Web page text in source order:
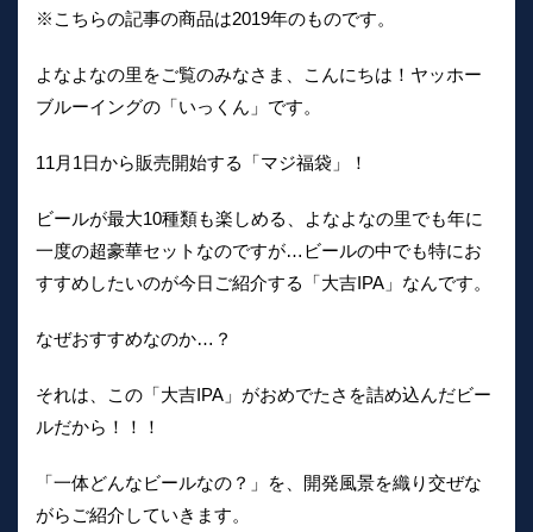
※こちらの記事の商品は2019年のものです。
よなよなの里をご覧のみなさま、こんにちは！ヤッホー
ブルーイングの「いっくん」です。
11月1日から販売開始する「マジ福袋」！
ビールが最大10種類も楽しめる、よなよなの里でも年に
一度の超豪華セットなのですが…ビールの中でも特にお
すすめしたいのが今日ご紹介する「大吉IPA」なんです。
なぜおすすめなのか…？
それは、この「大吉IPA」がおめでたさを詰め込んだビー
ルだから！！！
「一体どんなビールなの？」を、開発風景を織り交ぜな
がらご紹介していきます。